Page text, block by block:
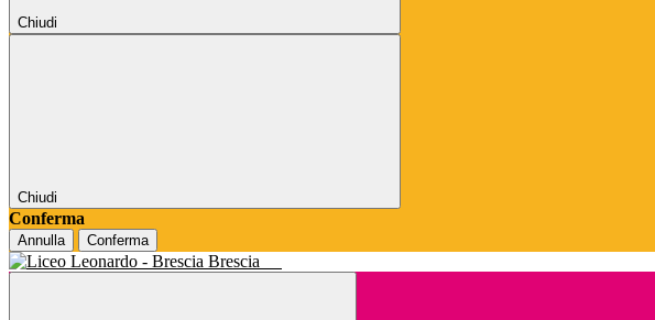
Chiudi
Chiudi
Conferma
Annulla Conferma
Brescia